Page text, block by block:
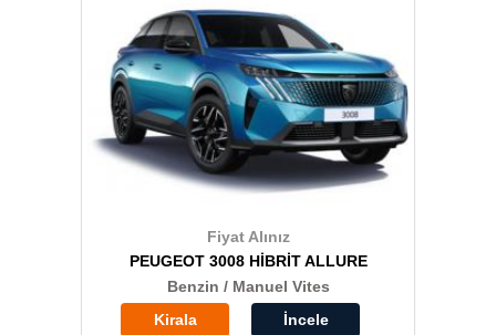
Fiyat Alınız
PEUGEOT 3008 HİBRİT ALLURE
Benzin / Manuel Vites
Kirala
İncele